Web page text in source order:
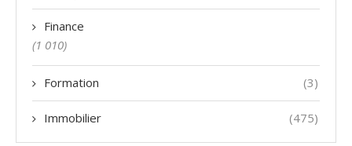
Finance
(1 010)
Formation (3)
Immobilier (475)